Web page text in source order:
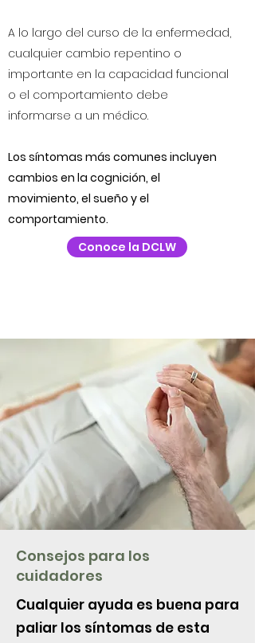
A lo largo del curso de la enfermedad,
cualquier cambio repentino o
importante en la capacidad funcional
o el comportamiento debe
informarse a un médico.
Los síntomas más comunes incluyen
cambios en la cognición, el
movimiento, el sueño y el
comportamiento.
Conoce la DCLW
Consejos para los
cuidadores
Cualquier ayuda es buena para
paliar los síntomas de esta